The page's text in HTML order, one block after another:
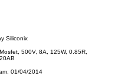
Siliconix
500V, 8A, 125W, 0.85R,
01/04/2014